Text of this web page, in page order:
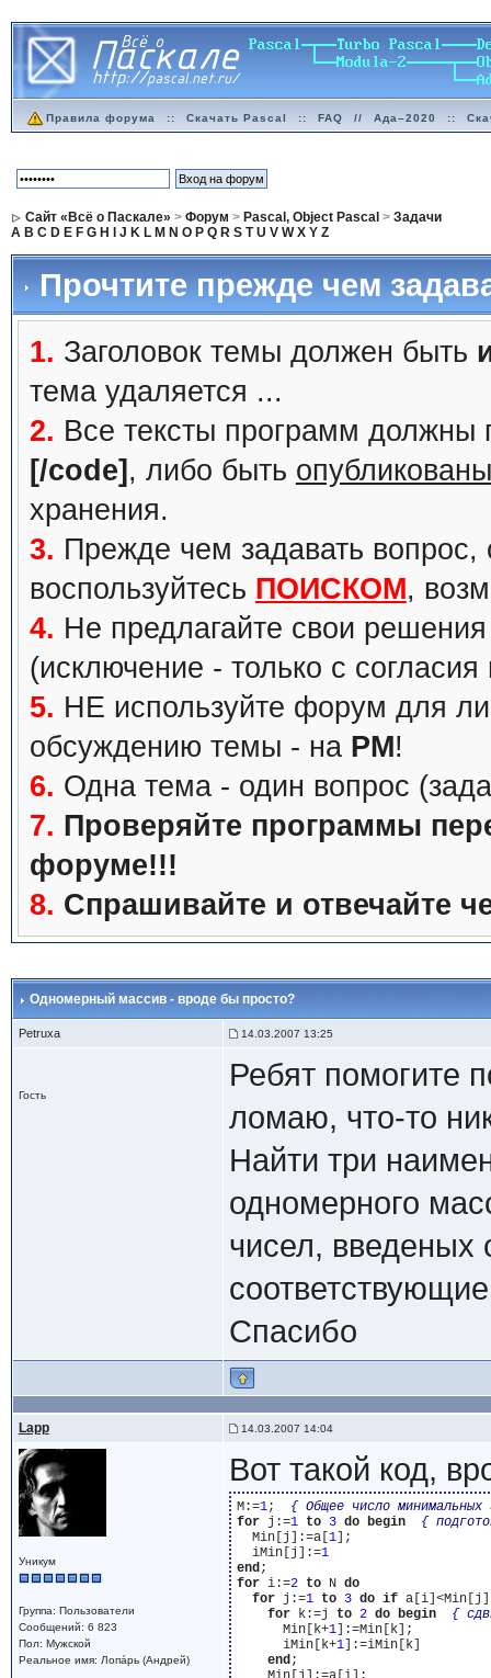
Правила форума :: Скачать Pascal :: FAQ // Ада–2020 ::
Сайт «Всё о Паскале» > Форум > Pascal, Object Pascal > Задачи
A B C D E F G H J K L M N O P Q R S T U V W X Y Z
Прочтите прежде чем
1. Заголовок темы должен быть
тема удаляется ...
2. Все тексты программ должны
[/code] , либо быть
хранения.
3. Прежде чем задавать вопрос,
воспользуйтесь ПОИСКОМ,
4. Не предлагайте свои
(исключение - только с
5. НЕ используйте форум для
обсуждению темы - на PM!
6. Одна тема - один вопрос
7. Проверяйте программы
форуме!!!
8. Спрашивайте и отвечайте
Одномерный массив - вроде бы просто?
Petruxa 14.03.2007 13:25
Гость
Ребят помогите
ломаю, что-то
Найти три
одномерного
чисел, введеных
Спасибо
Lapp 14.03.2007 14:04
Уникум
Группа: Пользователи
Сообщений: 6 823
Пол: Мужской
Реальное имя: Лопáрь (Андрей)
Вот такой код,
M:=1; { Общее число минимальных
for j:=1 to 3 do begin
{
  Min[j]:=a[
1];
  iMin[j]:=
1
end
for i:=2 to N do
for j:=1 to 3 do if
for k:=j to 2 do begin
{
      Min[k+
1]:=Min[k];
      iMin[k+
1]:=iMin[k]
end;